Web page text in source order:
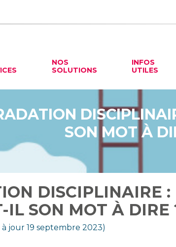
NOS
SOLUTIONS
INFOS
UTILES
SON MOT À
DISCIPLINAIRE :
IL SON MOT À DIRE
à jour 19 septembre 2023)